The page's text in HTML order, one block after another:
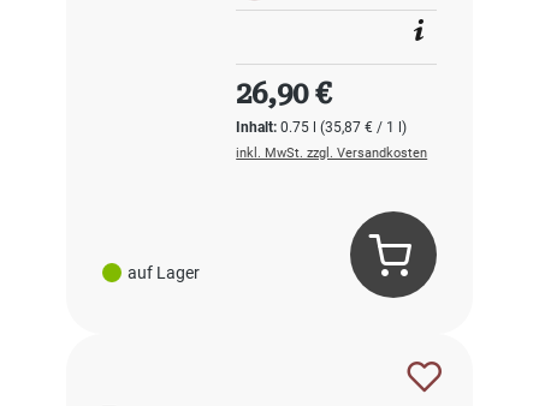
auf Lager
Inhalt:0.75 l(35,87 € / 1 l)
Regulärer Preis:
26,90 €
inkl. MwSt. zzgl. Versandkosten